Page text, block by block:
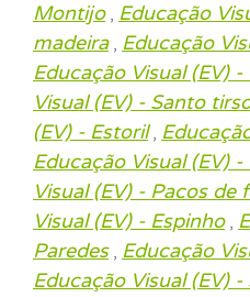
Montijo, Educação
madeira, Educação
Educação Visual (EV) -
Visual (EV) - Santo
(EV) - Estoril,
Educação Visual (EV)
Visual (EV) - Pacos de
Visual (EV) - Espinho,
Paredes, Educação
Educação Visual (EV)